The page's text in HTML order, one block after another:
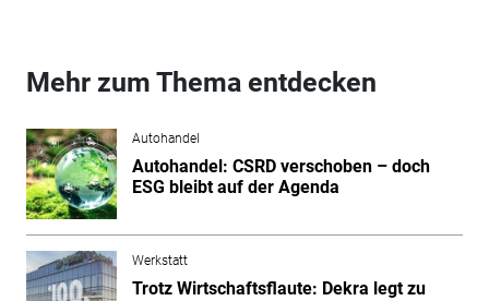
Mehr zum Thema entdecken
Autohandel
Autohandel: CSRD verschoben – doch
ESG bleibt auf der Agenda
Werkstatt
Trotz Wirtschaftsflaute: Dekra legt zu